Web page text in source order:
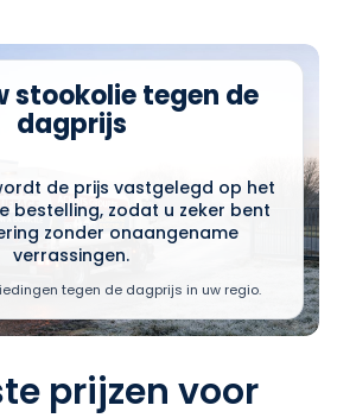
stookolie tegen de
dagprijs
de prijs vastgelegd op het
bestelling, zodat u zeker bent
zonder onaangename
verrassingen.
tegen de dagprijs in uw regio.
prijzen voor